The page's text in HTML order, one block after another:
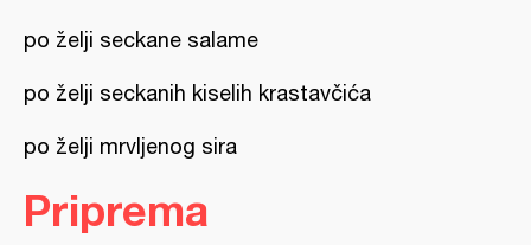
po želji seckane salame
po želji seckanih kiselih krastavčića
po želji mrvljenog sira
Priprema